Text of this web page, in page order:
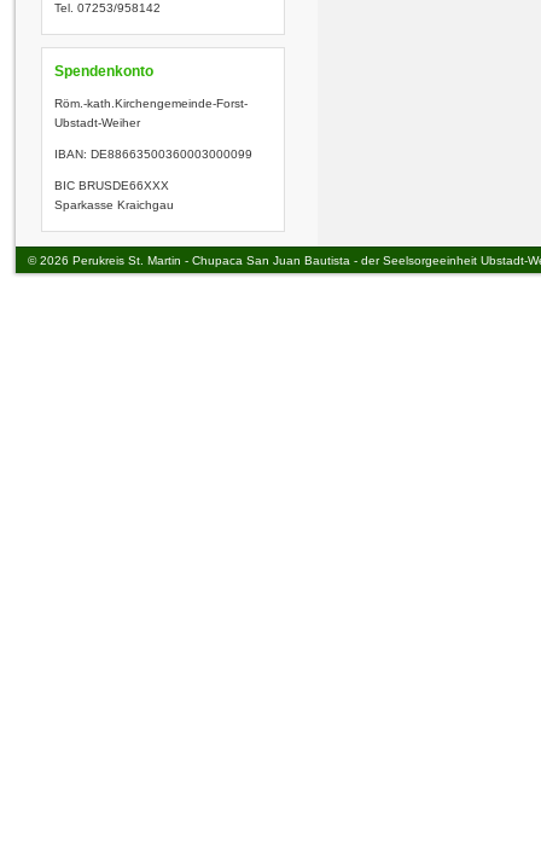
Tel. 07253/958142
Spendenkonto
Röm.-kath.Kirchengemeinde-­Forst-
Ubstadt-Weiher
IBAN: DE88663500360003000099
BIC BRUSDE66XXX
Sparkasse Kraichgau
© 2026 Perukreis St. Martin - Chupaca San Juan Bautista - der Seelsorgeeinheit Ubstadt-